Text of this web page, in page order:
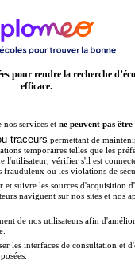
alternance
pour rendre la recherche
efficace.
nos services et ne peuvent pas être
traceurs permettant de
temporaires telles que les
l'utilisateur, vérifier s'il est
frauduleux ou les violations de
et suivre les sources d'acquisition
naviguent sur nos sites et nos
de nos utilisateurs afin
les interfaces de consultation et